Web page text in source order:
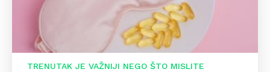
TRENUTAK JE VAŽNIJI NEGO ŠTO MISLITE